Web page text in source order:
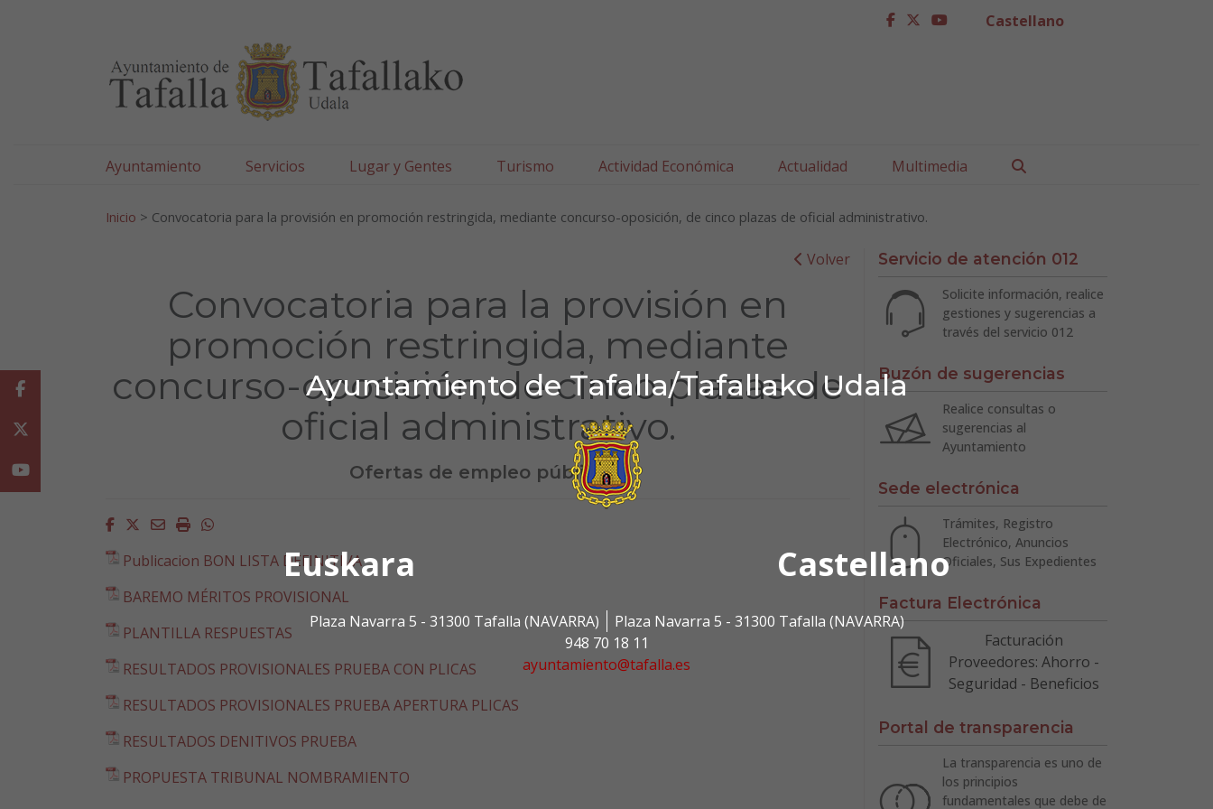
Ayuntamiento de Tafalla/Tafallako Udala
Euskara Castellano
Plaza Navarra 5 - 31300 Tafalla (NAVARRA)
Plaza Navarra 5 - 31300 Tafalla (NAVARRA)
948 70 18 11
ayuntamiento@tafalla.es
facebook
twitter
youtubeCastellano
Ayuntamiento Servicios Lugar y Gentes Turismo Actividad Económica Actualidad Multimedia
Inicio > Convocatoria para la provisión en promoción restringida, mediante concurso-oposición, de cinco plazas de oficial administrativo.
Volver
Convocatoria para la provisión en
promoción restringida, mediante
concurso-oposición, de cinco plazas de
oficial administrativo.
Ofertas de empleo público
Facebook
Twitter
EmailImprimirWhatsapp
Publicacion BON LISTA DEFINITIVA
BAREMO MÉRITOS PROVISIONAL
PLANTILLA RESPUESTAS
RESULTADOS PROVISIONALES PRUEBA CON PLICAS
RESULTADOS PROVISIONALES PRUEBA APERTURA PLICAS
RESULTADOS DENITIVOS PRUEBA
PROPUESTA TRIBUNAL NOMBRAMIENTO
Servicio de atención 012
Solicite información, realice
gestiones y sugerencias a
través del servicio 012
Buzón de sugerencias
Realice consultas o
sugerencias al
Ayuntamiento
Sede electrónica
Trámites, Registro
Electrónico, Anuncios
Oficiales, Sus Expedientes
Factura Electrónica
Facturación
Proveedores: Ahorro -
Seguridad - Beneficios
Portal de transparencia
La transparencia es uno de
los principios
fundamentales que debe de
Facebook
Youtube